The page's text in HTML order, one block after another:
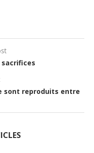
sont reproduits entre